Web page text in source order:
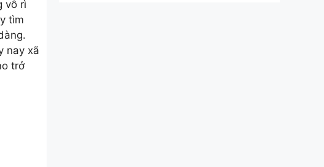
vỗ rì
tìm
nay xã
trở